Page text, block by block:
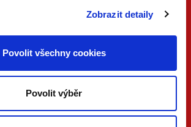
Zobrazit detaily
Povolit všechny cookies
Povolit výběr
PDF
VERZE
NÁS